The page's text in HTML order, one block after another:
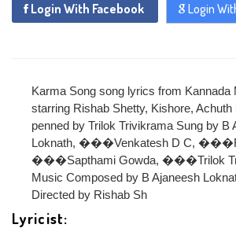
Login With Facebook Login
Karma Song song lyrics from Kannada
starring Rishab Shetty, Kishore, Achuth
penned by Trilok Trivikrama Sung by B
Loknath, ���Venkatesh D C,
���Sapthami Gowda, ���Trilok
Music Composed by B Ajaneesh
Directed by Rishab Sh
Lyricist:
ADD
LOGIN
Login With
FORGET